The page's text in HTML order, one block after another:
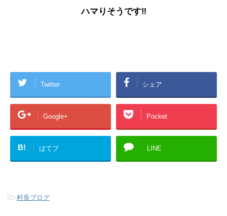
ハマりそうです‼
Twitter シェア
Google+ Pocket
B! はてブ LINE
-村長ブログ